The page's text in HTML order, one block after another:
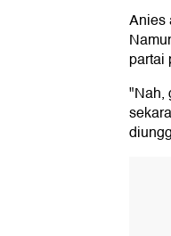
Anies
partai
"Nah,